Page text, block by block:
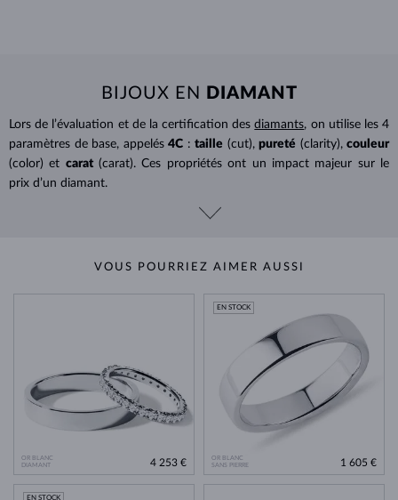
BIJOUX EN DIAMANT
Lors de l’évaluation et de la certification desdiamants, on utilise les 4
paramètres de base, appelés 4C : taille (cut), pureté (clarity), couleur
(color) et carat (carat). Ces propriétés ont un impact majeur sur le
prix d’un diamant.
VOUS POURRIEZ AIMER AUSSI
OR BLANC
DIAMANT
4 253 €
OR BLANC
SANS PIERRE
EN STOCK
1 605 €
EN STOCK